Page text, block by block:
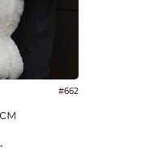
#662